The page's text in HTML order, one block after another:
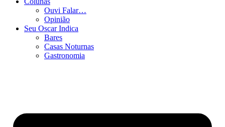
Ouvi Falar…
Opinião
Seu Oscar Indica
Bares
Casas Noturnas
Gastronomia